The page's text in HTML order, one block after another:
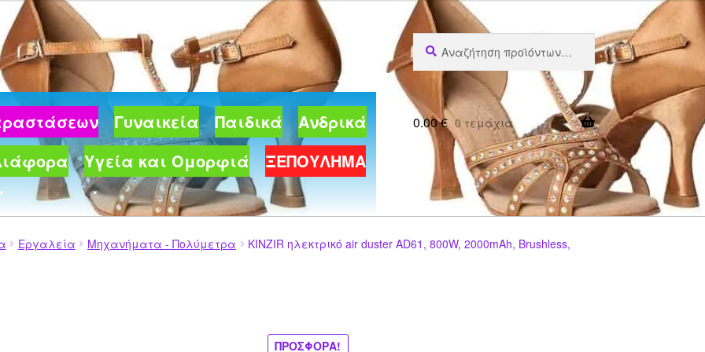
Αναζήτηση
για:
Αναζήτηση
Γυναικεία Παιδικά
Ανδρικά
Υγεία και Ομορφιά ΞΕΠΟΥΛΗΜΑ
0.00€ 0 τεμάχια
Εργαλεία Μηχανήματα - Πολύμετρα
KINZIR ηλεκτρικό air duster AD61, 800W, 2000mAh, Brushless,
ΠΡΟΣΦΟΡΆ!
€.